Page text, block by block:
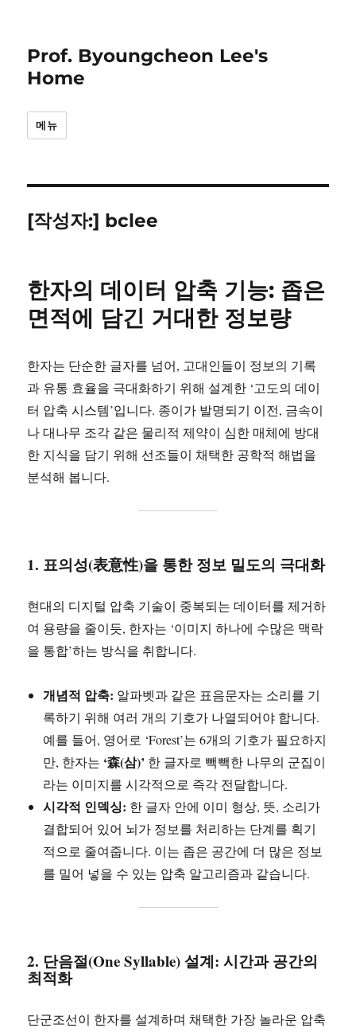
Prof. Byoungcheon Lee's
Home
메뉴
[작성자:] bclee
한자의 데이터 압축 기능: 좁은
면적에 담긴 거대한 정보량
한자는 단순한 글자를 넘어, 고대인들이 정보의 기록
과 유통 효율을 극대화하기 위해 설계한 ‘고도의 데이
터 압축 시스템’입니다. 종이가 발명되기 이전, 금속이
나 대나무 조각 같은 물리적 제약이 심한 매체에 방대
한 지식을 담기 위해 선조들이 채택한 공학적 해법을
분석해 봅니다.
1. 표의성(表意性)을 통한 정보 밀도의 극대화
현대의 디지털 압축 기술이 중복되는 데이터를 제거하
여 용량을 줄이듯, 한자는 ‘이미지 하나에 수많은 맥락
을 통합’하는 방식을 취합니다.
개념적 압축: 알파벳과 같은 표음문자는 소리를 기
록하기 위해 여러 개의 기호가 나열되어야 합니다.
예를 들어, 영어로 ‘Forest’는 6개의 기호가 필요하지
만, 한자는 ‘森(삼)’ 한 글자로 빽빽한 나무의 군집이
라는 이미지를 시각적으로 즉각 전달합니다.
시각적 인덱싱: 한 글자 안에 이미 형상, 뜻, 소리가
결합되어 있어 뇌가 정보를 처리하는 단계를 획기
적으로 줄여줍니다. 이는 좁은 공간에 더 많은 정보
를 밀어 넣을 수 있는 압축 알고리즘과 같습니다.
2. 단음절(One Syllable) 설계: 시간과 공간의
최적화
단군조선이 한자를 설계하며 채택한 가장 놀라운 압축